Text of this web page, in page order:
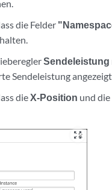
die Felder
Sendeleistung
Sendeleistung
dieX-Position und die
zoom_out_map